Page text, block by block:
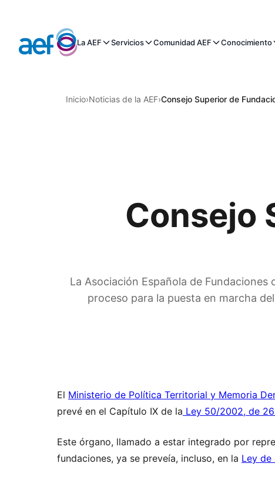
La AEF Servicios Comunidad AEF Conocimiento
Inicio›Noticias de la AEF›Consejo Superior de
Consejo
La Asociación Española de
proceso para la puesta en marcha
El Ministerio de Política Territorial y Memoria
prevé en el Capítulo IX de la Ley 50/2002, de
Este órgano, llamado a estar integrado por
fundaciones, ya se preveía, incluso, en la Ley de